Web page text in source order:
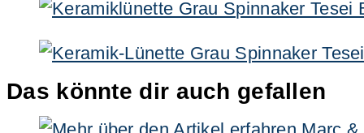
Das könnte dir auch gefallen